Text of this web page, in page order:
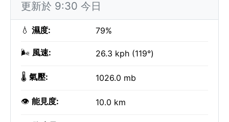
更新於 9:30 今日
💧 濕度: 79%
🌬️ 風速: 26.3 kph (119°)
🌡️ 氣壓: 1026.0 mb
👁️ 能見度: 10.0 km